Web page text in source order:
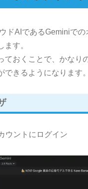
ドAIであるGeminiで
ます。
ておくことで、かなり
できるようになります。
ウントにログイン